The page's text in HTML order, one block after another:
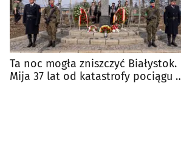
Ta noc mogła zniszczyć Białystok.
Mija 37 lat od katastrofy pociągu z